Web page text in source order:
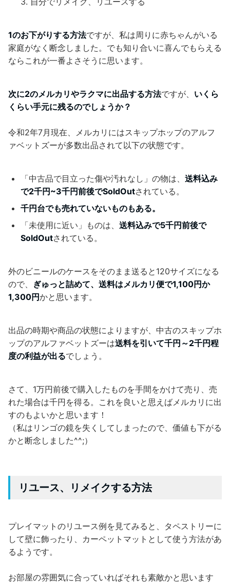
1のお下がりする方法ですが、私は周りに赤ちゃんがいる
家庭がなく断念しました。でも知り合いに喜んでもらえる
ならこれが一番よさそうに思います。
次に2のメルカリやラクマに出品する方法ですが、 いくら
くらい手元に残るのでしょうか？
令和2年7月現在、メルカリにはスキップホップのアルフ
ァベットズーが多数出品されて以下の状態です。
「中古品で目立った傷や汚れなし」の物は、 送料込み
で2千円~3千円前後でSoldOutされている。
千円台でも売れていないものもある。
「未使用に近い」ものは、 送料込みで5千円前後で
SoldOutされている。
外のビニールのケースをそのまま送ると120サイズになる
ので、 ぎゅっと詰めて、送料はメルカリ便で1,100円か
1,300円かと思います。
出品の時期や商品の状態によりますが、中古のスキップホ
ップのアルファベットズーは送料を引いて千円～2千円程
度の利益が出るでしょう。
さて、1万円前後で購入したものを手間をかけて売り、売
れた場合は千円を得る。これを良いと思えばメルカリに出
すのもよいかと思います！
（私はリンゴの鏡を失くしてしまったので、価値も下がる
かと断念しました^^;）
リユース、リメイクする方法
プレイマットのリユース例を見てみると、タペストリーに
して壁に飾ったり、カーペットマットとして使う方法があ
るようです。
お部屋の雰囲気に合っていればそれも素敵かと思います